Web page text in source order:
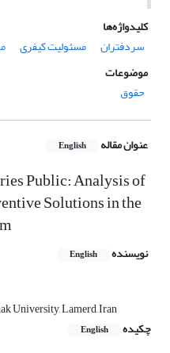
کلیدواژه‌ها
سردفتران
مسئولیت کیفری
موضوعات
حقوق
عنوان مقاله English
Public: Analysis of
Solutions in the
نویسنده English
University, Lamerd, Iran
چکیده
English